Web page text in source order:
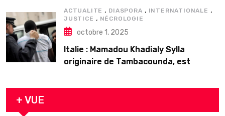
ACTUALITE , DIASPORA , INTERNATIONALE ,
JUSTICE , NÉCROLOGIE
octobre 1, 2025
Italie : Mamadou Khadialy Sylla
originaire de Tambacounda, est
arrestation
+ VUE